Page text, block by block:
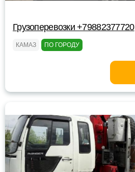
Грузоперевозки +79882377720
КАМАЗ ПО ГОРОДУ